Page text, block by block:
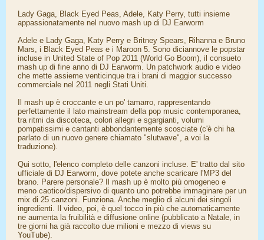
Lady Gaga, Black Eyed Peas, Adele, Katy Perry, tutti insieme
appassionatamente nel nuovo mash up di DJ Earworm
Adele e Lady Gaga, Katy Perry e Britney Spears, Rihanna e Bruno
Mars, i Black Eyed Peas e i Maroon 5. Sono diciannove le popstar
incluse in United State of Pop 2011 (World Go Boom), il consueto
mash up di fine anno di DJ Earworm. Un patchwork audio e video
che mette assieme venticinque tra i brani di maggior successo
commerciale nel 2011 negli Stati Uniti.
Il mash up è croccante e un po' tamarro, rappresentando
perfettamente il lato mainstream della pop music contemporanea,
tra ritmi da discoteca, colori allegri e sgargianti, volumi
pompatissimi e cantanti abbondantemente scosciate (c'è chi ha
parlato di un nuovo genere chiamato "slutwave", a voi la
traduzione).
Qui sotto, l'elenco completo delle canzoni incluse. E' tratto dal sito
ufficiale di DJ Earworm, dove potete anche scaricare l'MP3 del
brano. Parere personale? Il mash up è molto più omogeneo e
meno caotico/dispersivo di quanto uno potrebbe immaginare per un
mix di 25 canzoni. Funziona. Anche meglio di alcuni dei singoli
ingredienti. Il video, poi, è quel tocco in più che automaticamente
ne aumenta la fruibilità e diffusione online (pubblicato a Natale, in
tre giorni ha già raccolto due milioni e mezzo di views su
YouTube).